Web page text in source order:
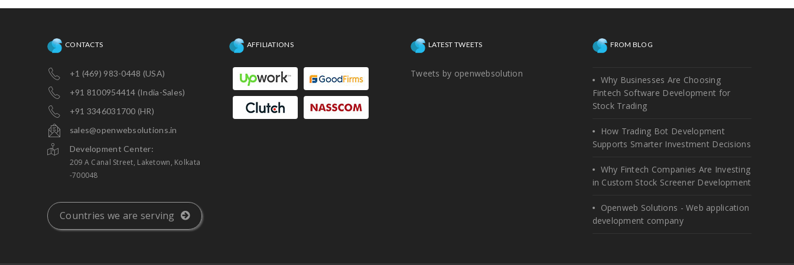
CONTACTS
+1 (469) 983-0448 (USA)
+91 8100954414 (India-Sales)
+91 3346031700 (HR)
sales@openwebsolutions.in
Development Center:
209 A Canal Street, Laketown, Kolkata
-700048
Countries we are serving
AFFILIATIONS LATEST TWEETS
Tweets by openwebsolution
FROM BLOG
Why Businesses Are Choosing
Fintech Software Development for
Stock Trading
How Trading Bot Development
Supports Smarter Investment Decisions
Why Fintech Companies Are Investing
in Custom Stock Screener Development
Openweb Solutions - Web application
development company